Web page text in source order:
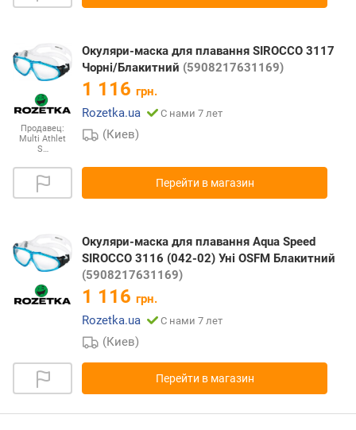
Продавец:
Multi Athlet
S…
Окуляри-маска для плавання SIROCCO 3117
Чорні/Блакитний (5908217631169)
1 116 грн.
Rozetka.ua
С нами 7 лет
(Киев)
Перейти в магазин
Окуляри-маска для плавання Aqua Speed
SIROCCO 3116 (042-02) Уні OSFM Блакитний
(5908217631169)
1 116 грн.
Rozetka.ua
С нами 7 лет
(Киев)
Перейти в магазин